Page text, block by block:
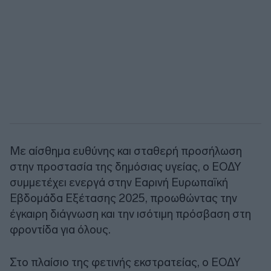
Με αίσθημα ευθύνης και σταθερή προσήλωση
στην προστασία της δημόσιας υγείας, o ΕΟΔΥ
συμμετέχει ενεργά στην Εαρινή Ευρωπαϊκή
Εβδομάδα Εξέτασης 2025, προωθώντας την
έγκαιρη διάγνωση και την ισότιμη πρόσβαση στη
φροντίδα για όλους.
Στο πλαίσιο της φετινής εκστρατείας, ο ΕΟΔΥ